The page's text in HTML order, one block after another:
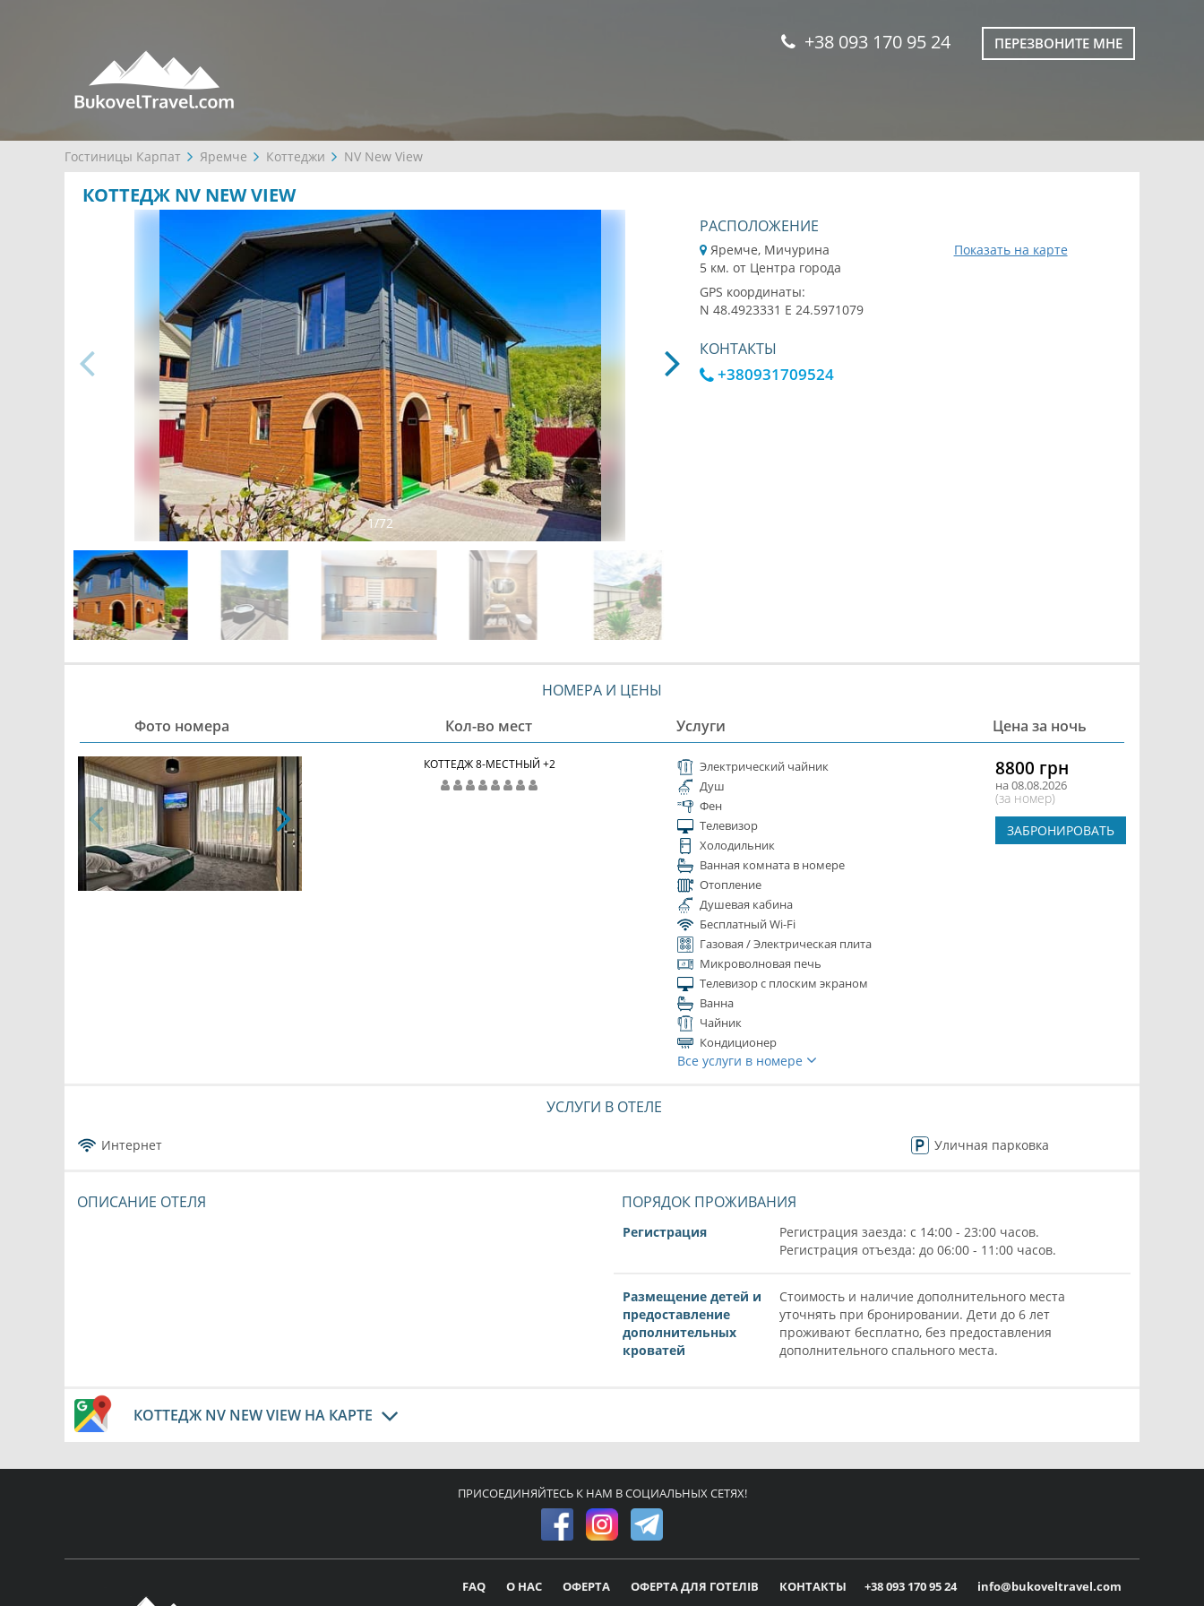
+38 093 170 95 24 ПЕРЕЗВОНИТЕ МНЕ
Гостиницы Карпат Яремче Коттеджи NV New View
КОТТЕДЖ NV NEW VIEW
1/72
РАСПОЛОЖЕНИЕ
Яремче, Мичурина
Показать на карте
5 км. от Центра города
GPS координаты:
N 48.4923331 E 24.5971079
КОНТАКТЫ
+380931709524
НОМЕРА И ЦЕНЫ
Фото номера
Кол-во мест Услуги Цена за ночь
КОТТЕДЖ 8-МЕСТНЫЙ +2
Электрический чайник
Душ
Фен
Телевизор
Холодильник
Ванная комната в номере
Отопление
Душевая кабина
Бесплатный Wi-Fi
Газовая / Электрическая плита
Микроволновая печь
Телевизор с плоским экраном
Ванна
Чайник
Кондиционер
Все услуги в номере
8800 грн
на 08.08.2026
(за номер)
ЗАБРОНИРОВАТЬ
УСЛУГИ В ОТЕЛЕ
Интернет Уличная парковка
ОПИСАНИЕ ОТЕЛЯ ПОРЯДОК ПРОЖИВАНИЯ
Регистрация
Регистрация заезда: с 14:00 - 23:00 часов.
Регистрация отъезда: до 06:00 - 11:00 часов.
Размещение детей и
предоставление
дополнительных
кроватей
Стоимость и наличие дополнительного места
уточнять при бронировании. Дети до 6 лет
проживают бесплатно, без предоставления
дополнительного спального места.
КОТТЕДЖ NV NEW VIEW НА КАРТЕ
ПРИСОЕДИНЯЙТЕСЬ К НАМ В СОЦИАЛЬНЫХ СЕТЯХ!
FAQ О НАС ОФЕРТА ОФЕРТА ДЛЯ ГОТЕЛІВ КОНТАКТЫ +38 093 170 95 24 info@bukoveltravel.com